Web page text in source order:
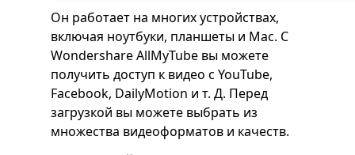
Он работает на многих устройствах,
включая ноутбуки, планшеты и Mac. С
Wondershare AllMyTube вы можете
получить доступ к видео с YouTube,
Facebook, DailyMotion и т. Д. Перед
загрузкой вы можете выбрать из
множества видеоформатов и качеств.